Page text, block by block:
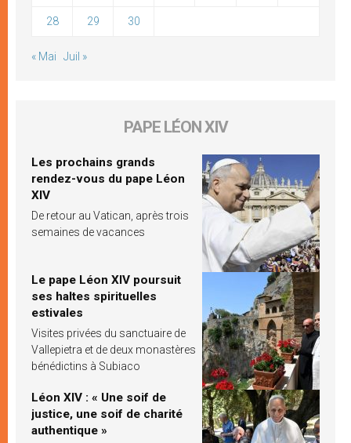
28 29 30
« Mai Juil »
PAPE LÉON XIV
Les prochains grands
rendez-vous du pape Léon
XIV
De retour au Vatican, après trois
semaines de vacances
Le pape Léon XIV poursuit
ses haltes spirituelles
estivales
Visites privées du sanctuaire de
Vallepietra et de deux monastères
bénédictins à Subiaco
Léon XIV : « Une soif de
justice, une soif de charité
authentique »